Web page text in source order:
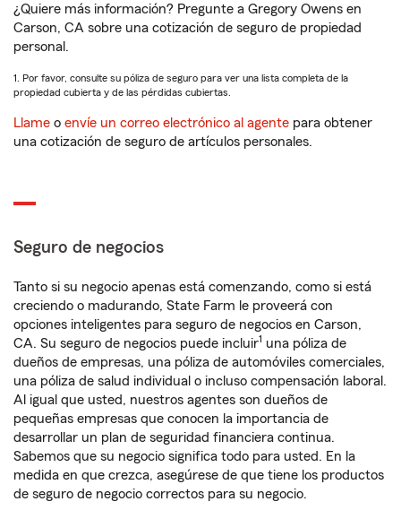
¿Quiere más información? Pregunte a Gregory Owens en
Carson, CA sobre una cotización de seguro de propiedad
personal.
1. Por favor, consulte su póliza de seguro para ver una lista completa de la
propiedad cubierta y de las pérdidas cubiertas.
Llame o envíe un correo electrónico al agente para obtener
una cotización de seguro de artículos personales.
Seguro de negocios
Tanto si su negocio apenas está comenzando, como si está
creciendo o madurando, State Farm le proveerá con
opciones inteligentes para seguro de negocios en Carson,
CA. Su seguro de negocios puede incluir1 una póliza de
dueños de empresas, una póliza de automóviles comerciales,
una póliza de salud individual o incluso compensación laboral.
Al igual que usted, nuestros agentes son dueños de
pequeñas empresas que conocen la importancia de
desarrollar un plan de seguridad financiera continua.
Sabemos que su negocio significa todo para usted. En la
medida en que crezca, asegúrese de que tiene los productos
de seguro de negocio correctos para su negocio.